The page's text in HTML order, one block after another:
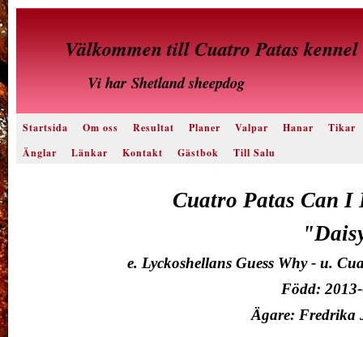
Välkommen till Cuatro Patas kennel
Vi harShetland sheepdog
Startsida Om oss Resultat Planer Valpar Hanar
Tikar
Änglar
Länkar Kontakt Gästbok Till Salu
Cuatro Patas Can I
e. Lyckoshellans Guess Why - u.
Född:
Ägare: Fredrika